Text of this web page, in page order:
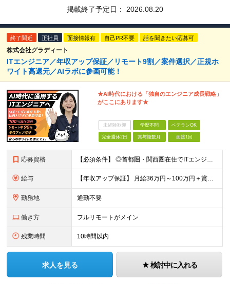
掲載終了予定日： 2026.08.20
終了間近 正社員 面接情報有 自己PR不要 話を聞きたい応募可
株式会社グラディート
ITエンジニア／年収アップ保証／リモート9割／案件選択／正規ホ
ワイト高還元／AIラボに参画可能！
★AI時代における「独自のエンジニア成⻑戦略」
がここにあります★
未経験歓迎 学歴不問 ベテランOK
完全週休2日 賞与複数月 面接1回
応募資格 【必須条件】 ◎首都圏・関西圏在住でITエンジニアとしての実務経験が3年以上ある⽅（開発・インフラいずれも歓迎） →首都圏（東京、神奈川、千葉、埼玉）、関西圏（大阪、兵庫、京都）在住のITエンジニア採
給与 【年収アップ保証】 月給36万円～100万円＋賞与（年3回）＋諸手当 ◆想定年収432万円〜1200万円(経験・スキルを考慮し決定) ※年収アップ保証付帯 ◆基本給には⽉20時間分の固定残業代(31,
勤務地 通勤不要
働き方 フルリモートがメイン
残業時間 10時間以内
求人を見る 検討中に入れる